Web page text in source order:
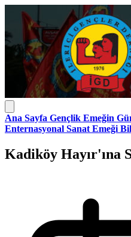
Ana Sayfa Gençlik Emeğin
Enternasyonal Sanat Emeği
Kadiköy Hayır'ına